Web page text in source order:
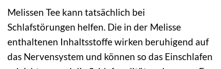
Melissen Tee kann tatsächlich bei
Schlafstörungen helfen. Die in der Melisse
enthaltenen Inhaltsstoffe wirken beruhigend auf
das Nervensystem und können so das Einschlafen